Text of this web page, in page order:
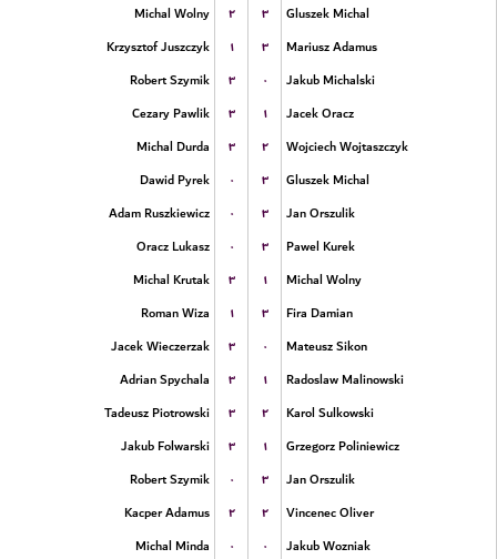
Michal Wolny
۲ ۳
Gluszek Michal
Krzysztof Juszczyk
۱ ۳
Mariusz Adamus
Robert Szymik
۳ ۰
Jakub Michalski
Cezary Pawlik
۳ ۱
Jacek Oracz
Michal Durda
۳ ۲
Wojciech Wojtaszczyk
Dawid Pyrek
۰ ۳
Gluszek Michal
Adam Ruszkiewicz
۰ ۳
Jan Orszulik
Oracz Lukasz
۰ ۳
Pawel Kurek
Michal Krutak
۳ ۱
Michal Wolny
Roman Wiza
۱ ۳
Fira Damian
Jacek Wieczerzak
۳ ۰
Mateusz Sikon
Adrian Spychala
۳ ۱
Radoslaw Malinowski
Tadeusz Piotrowski
۳ ۲
Karol Sulkowski
Jakub Folwarski
۳ ۱
Grzegorz Poliniewicz
Robert Szymik
۰ ۳
Jan Orszulik
Kacper Adamus
۲ ۲
Vincenec Oliver
Michal Minda
۰ ۰
Jakub Wozniak